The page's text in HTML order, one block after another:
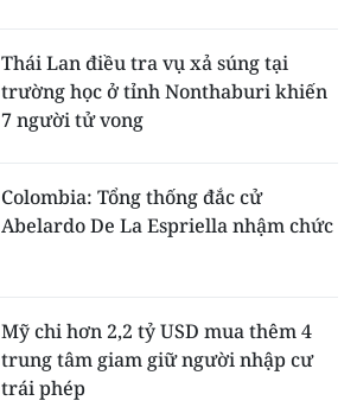
Thái Lan điều tra vụ xả súng tại
trường học ở tỉnh Nonthaburi khiến
7 người tử vong
Colombia: Tổng thống đắc cử
Abelardo De La Espriella nhậm chức
Mỹ chi hơn 2,2 tỷ USD mua thêm 4
trung tâm giam giữ người nhập cư
trái phép